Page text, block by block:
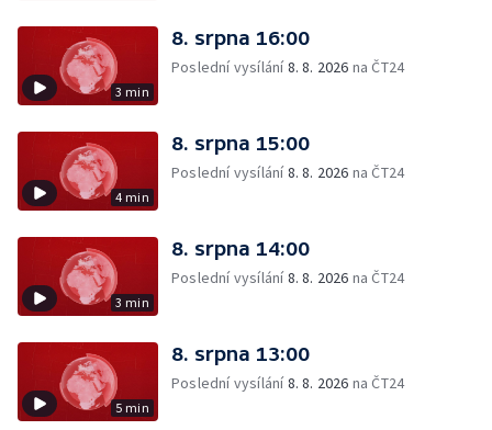
3 min
8. srpna 16:00
Poslední vysílání8. 8. 2026 na ČT24
4 min
8. srpna 15:00
Poslední vysílání8. 8. 2026 na ČT24
3 min
8. srpna 14:00
Poslední vysílání8. 8. 2026 na ČT24
5 min
8. srpna 13:00
Poslední vysílání8. 8. 2026 na ČT24